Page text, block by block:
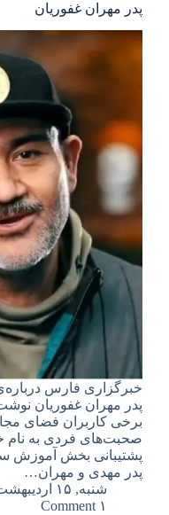
پدر مهران غفوریان
خبرگزاری فارس
پدر مهران غفوریان
برخی کاربران فضای
صحبت‌های فردی به نام
پشتیبانی بخش آموزش
پدر مهدی و مهران…
شنبه, ۱۵ اردیبهشت ۱۴۰۳ – ۰۲:۲۷
۱ Comment